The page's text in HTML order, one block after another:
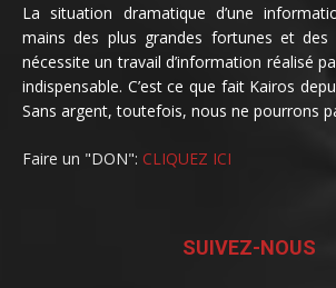
La situation dramatique d’une
mains des plus grandes fortunes et des
nécessite un travail d’information réalisé
indispensable. C’est ce que fait Kairos
Sans argent, toutefois, nous ne pourrons
Faire un "DON": CLIQUEZ ICI
SUIVEZ-NOUS